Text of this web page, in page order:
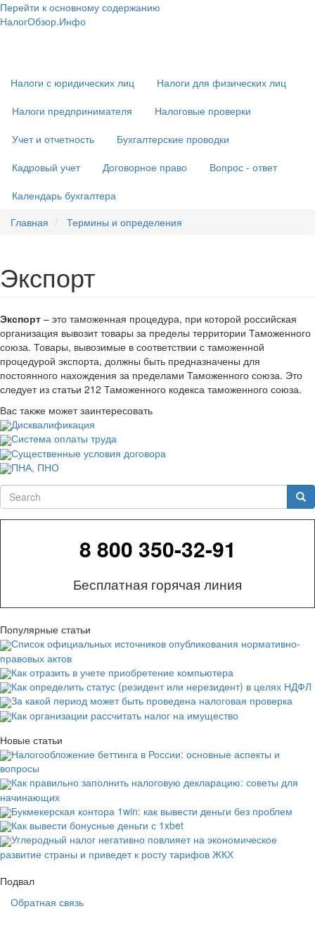
Перейти к основному содержанию
НалогОбзор.Инфо
Налоги с юридических лиц
Налоги для физических лиц
Налоги предпринимателя
Налоговые проверки
Учет и отчетность
Бухгалтерские проводки
Кадровый учет
Договорное право
Вопрос - ответ
Календарь бухгалтера
Главная
Термины и определения
Экспорт
Экспорт – это таможенная процедура, при которой российская
организация вывозит товары за пределы территории Таможенного
союза. Товары, вывозимые в соответствии с таможенной
процедурой экспорта, должны быть предназначены для
постоянного нахождения за пределами Таможенного союза. Это
следует из статьи 212 Таможенного кодекса таможенного союза.
Вас также может заинтересовать
Дисквалификация
Система оплаты труда
Существенные условия договора
ПНА, ПНО
Search
8 800 350-32-91
Бесплатная горячая линия
Популярные статьи
Список официальных источников опубликования нормативно-
правовых актов
Как отразить в учете приобретение компьютера
Как определить статус (резидент или нерезидент) в целях НДФЛ
За какой период может быть проведена налоговая проверка
Как организации рассчитать налог на имущество
Новые статьи
Налогообложение беттинга в России: основные аспекты и
вопросы
Как правильно заполнить налоговую декларацию: советы для
начинающих
Букмекерская контора 1win: как вывести деньги без проблем
Как вывести бонусные деньги с 1xbet
Углеродный налог негативно повлияет на экономическое
развитие страны и приведет к росту тарифов ЖКХ
Подвал
Обратная связь